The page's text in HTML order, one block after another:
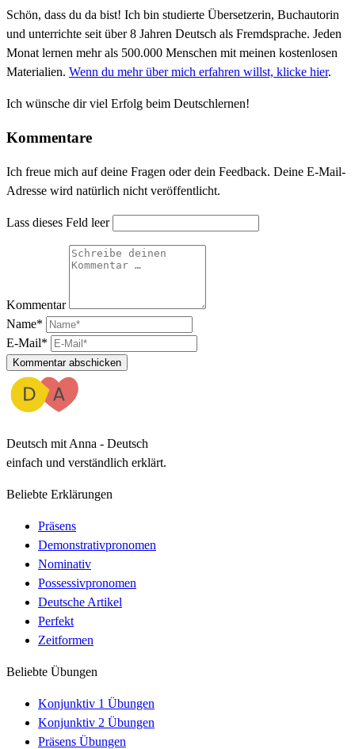
Schön, dass du da bist! Ich bin studierte Übersetzerin, Buchautorin
und unterrichte seit über 8 Jahren Deutsch als Fremdsprache. Jeden
Monat lernen mehr als 500.000 Menschen mit meinen kostenlosen
Materialien. Wenn du mehr über mich erfahren willst, klicke hier.
Ich wünsche dir viel Erfolg beim Deutschlernen!
Kommentare
Ich freue mich auf deine Fragen oder dein Feedback. Deine E-Mail-
Adresse wird natürlich nicht veröffentlicht.
Lass dieses Feld leer
Kommentar
Name*
E-Mail*
Kommentar abschicken
Deutsch mit Anna - Deutsch
einfach und verständlich erklärt.
Beliebte Erklärungen
Präsens
Demonstrativpronomen
Nominativ
Possessivpronomen
Deutsche Artikel
Perfekt
Zeitformen
Beliebte Übungen
Konjunktiv 1 Übungen
Konjunktiv 2 Übungen
Präsens Übungen